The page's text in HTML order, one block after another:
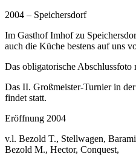
2004 – Speichersdorf
Im Gasthof Imhof zu
auch die Küche bestens auf uns
Das obligatorische Abschlussfoto
Das II. Großmeister-Turnier in
findet statt.
Eröffnung 2004
v.l. Bezold T., Stellwagen,
Bezold M., Hector, Conquest,